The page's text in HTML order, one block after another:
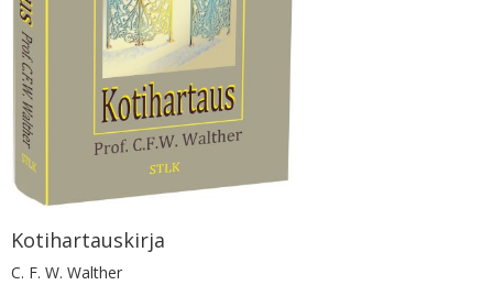
Kotihartauskirja
C. F. W. Walther